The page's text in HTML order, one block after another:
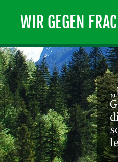
WIR GEGEN